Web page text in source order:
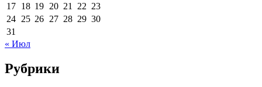
17 18 19 20 21 22 23
24 25 26 27 28 29 30
31
« Июл
Рубрики